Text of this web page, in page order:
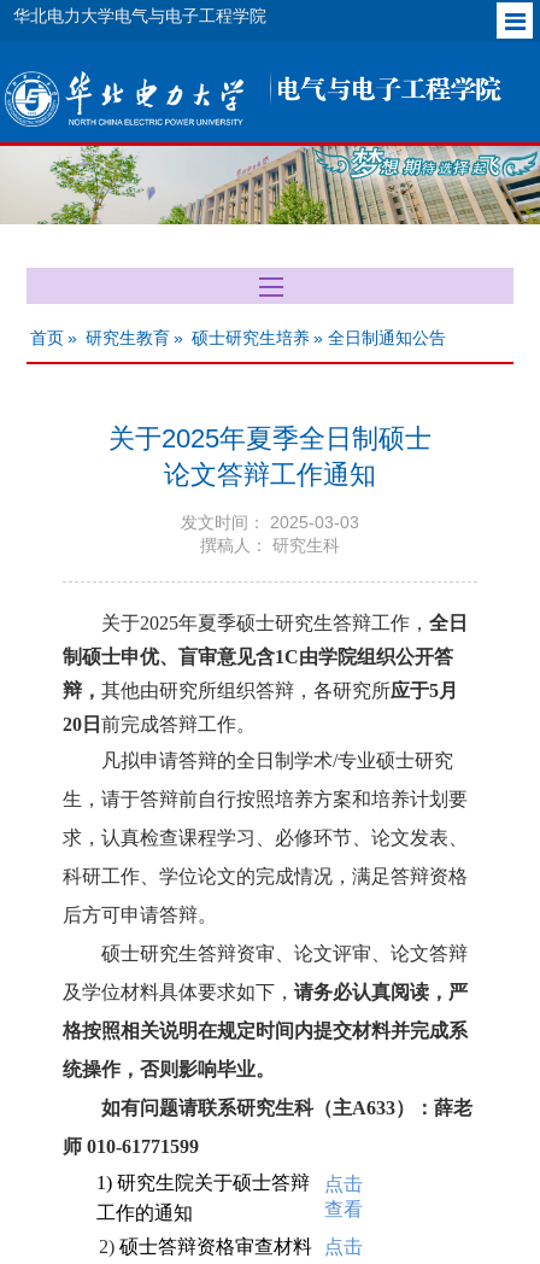
华北电力大学电气与电子工程学院
首页 » 研究生教育 » 硕士研究生培养 » 全日制通知公告
关于2025年夏季全日制硕士
论文答辩工作通知
发文时间： 2025-03-03
撰稿人： 研究生科
关于2025年夏季硕士研究生答辩工作，全日
制硕士申优、盲审意见含1C由学院组织公开答
辩，其他由研究所组织答辩，各研究所应于5月
20 日前完成答辩工作。
凡拟申请答辩的全日制学术/专业硕士研究
生，请于答辩前自行按照培养方案和培养计划要
求，认真检查课程学习、必修环节、论文发表、
科研工作、学位论文的完成情况，满足答辩资格
后方可申请答辩。
硕士研究生答辩资审、论文评审、论文答辩
及学位材料具体要求如下，请务必认真阅读，严
格按照相关说明在规定时间内提交材料并完成系
统操作，否则影响毕业。
如有问题请联系研究生科（主A633）：薛老
师 010-61771599
1)研究生院关于硕士答辩
工作的通知
点击
查看
2)硕士答辩资格审查材料
点击